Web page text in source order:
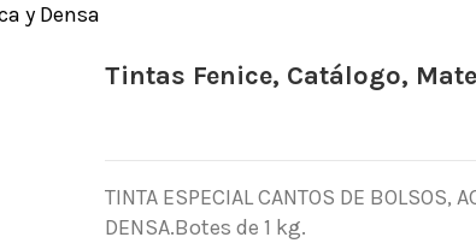
y Densa
Tintas Fenice, Catálogo,
TINTA ESPECIAL CANTOS DE BOLSOS,
DENSA.Botes de 1 kg.